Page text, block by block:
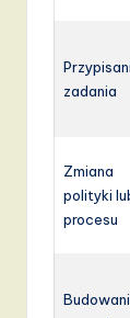
zadania
Zmiana
polityki
procesu